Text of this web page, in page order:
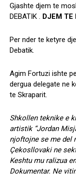
Gjashte djem te
DEBATIK . DJEM TE
Per nder te ketyre
Debatik.
Agim Fortuzi ishte
dergua delegate ne
te Skraparit.
Shkollen teknike e
artistik “Jordan
njoftojne se me del
Çekosllovaki ne
Keshtu mu ralizua
Dokumentar. Ne